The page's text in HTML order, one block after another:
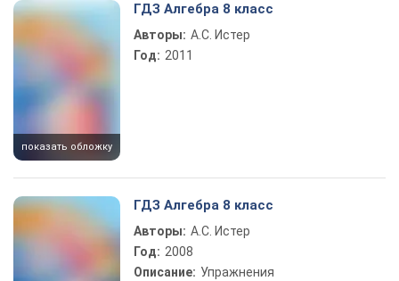
показать обложку
ГДЗ Алгебра 8 класс
Авторы: А.С. Истер
Год: 2011
ГДЗ Алгебра 8 класс
Авторы: А.С. Истер
Год: 2008
Описание: Упражнения